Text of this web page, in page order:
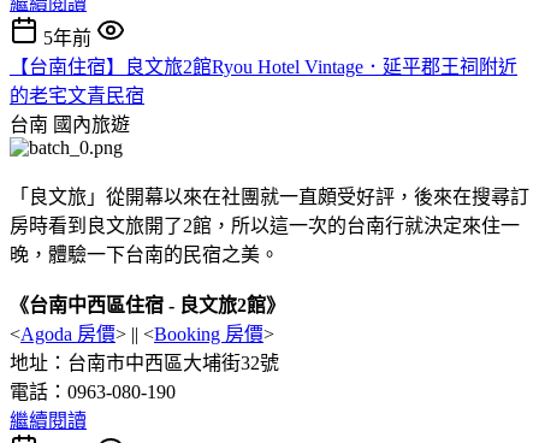
5年前
【台南住宿】良文旅2館Ryou Hotel Vintage．延平郡王祠附近
的老宅文青民宿
台南 國內旅遊
「良文旅」從開幕以來在社團就一直頗受好評，後來在搜尋訂
房時看到良文旅開了2館，所以這一次的台南行就決定來住一
晚，體驗一下台南的民宿之美。
《台南中西區住宿 - 良文旅2館》
<Agoda 房價> || <Booking 房價>
地址：台南市中西區大埔街32號
電話：0963-080-190
繼續閱讀